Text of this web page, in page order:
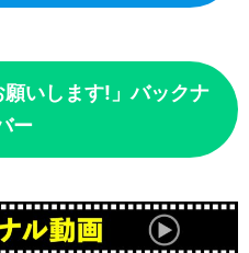
願いします!」バックナ
ー